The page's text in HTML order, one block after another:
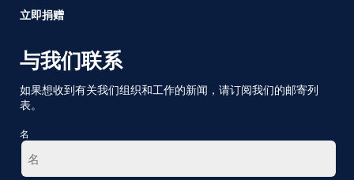
立即捐赠
与我们联系
如果想收到有关我们组织和工作的新闻，请订阅我们的邮寄列
表。
名